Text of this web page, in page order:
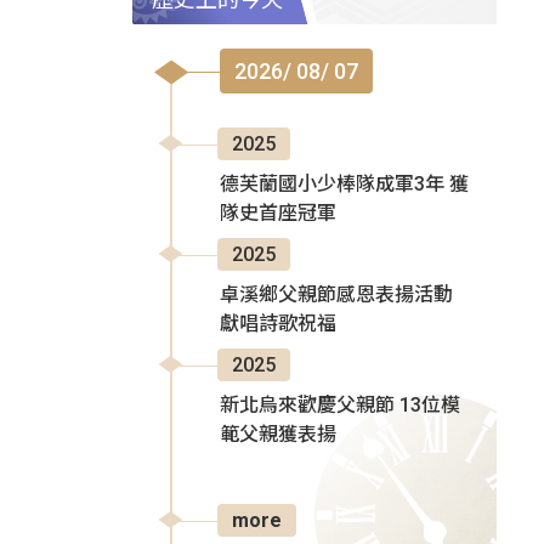
2026/ 08/ 07
2025
德芙蘭國小少棒隊成軍3年 獲
隊史首座冠軍
2025
卓溪鄉父親節感恩表揚活動
獻唱詩歌祝福
2025
新北烏來歡慶父親節 13位模
範父親獲表揚
more